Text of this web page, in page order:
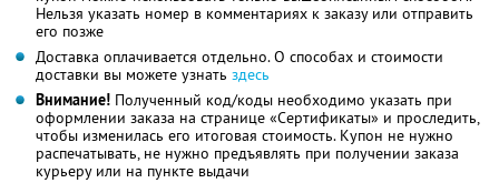
Нельзя указать номер в комментариях к заказу или отправить
его позже
Доставка оплачивается отдельно. О способах и стоимости
доставки вы можете узнать здесь
Внимание! Полученный код/коды необходимо указать при
оформлении заказа на странице «Сертификаты» и проследить,
чтобы изменилась его итоговая стоимость. Купон не нужно
распечатывать, не нужно предъявлять при получении заказа
курьеру или на пункте выдачи